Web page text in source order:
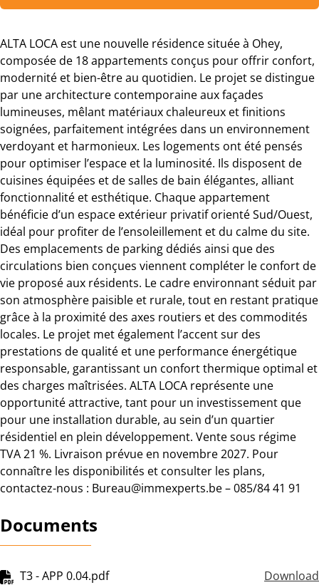
ALTA LOCA est une nouvelle résidence située à Ohey,
composée de 18 appartements conçus pour offrir confort,
modernité et bien-être au quotidien. Le projet se distingue
par une architecture contemporaine aux façades
lumineuses, mêlant matériaux chaleureux et finitions
soignées, parfaitement intégrées dans un environnement
verdoyant et harmonieux. Les logements ont été pensés
pour optimiser l’espace et la luminosité. Ils disposent de
cuisines équipées et de salles de bain élégantes, alliant
fonctionnalité et esthétique. Chaque appartement
bénéficie d’un espace extérieur privatif orienté Sud/Ouest,
idéal pour profiter de l’ensoleillement et du calme du site.
Des emplacements de parking dédiés ainsi que des
circulations bien conçues viennent compléter le confort de
vie proposé aux résidents. Le cadre environnant séduit par
son atmosphère paisible et rurale, tout en restant pratique
grâce à la proximité des axes routiers et des commodités
locales. Le projet met également l’accent sur des
prestations de qualité et une performance énergétique
responsable, garantissant un confort thermique optimal et
des charges maîtrisées. ALTA LOCA représente une
opportunité attractive, tant pour un investissement que
pour une installation durable, au sein d’un quartier
résidentiel en plein développement. Vente sous régime
TVA 21 %. Livraison prévue en novembre 2027. Pour
connaître les disponibilités et consulter les plans,
contactez-nous : Bureau@immexperts.be – 085/84 41 91
Documents
T3 - APP 0.04.pdf
Download